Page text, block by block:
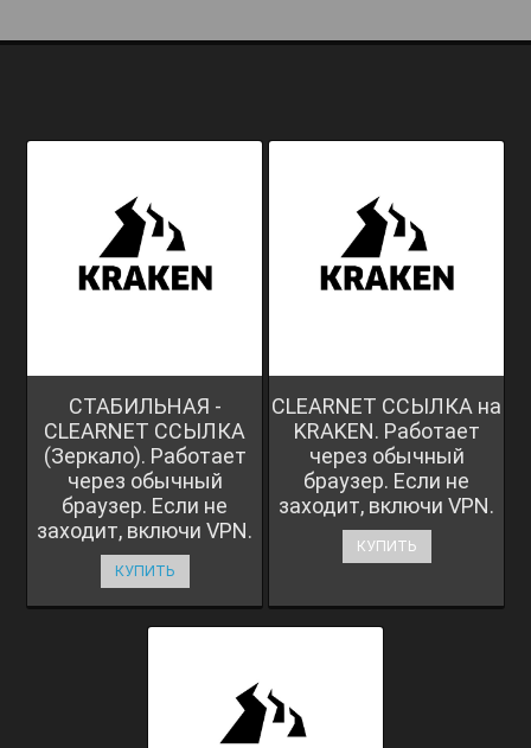
СТАБИЛЬНАЯ -
CLEARNET ССЫЛКА
(Зеркало). Работает
через обычный
браузер. Если не
заходит, включи VPN.
КУПИТЬ
CLEARNET ССЫЛКА на
KRAKEN. Работает
через обычный
браузер. Если не
заходит, включи VPN.
КУПИТЬ